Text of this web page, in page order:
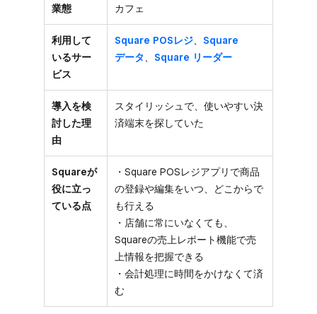
業態 カフェ
利用して
いるサー
ビス
Square POSレジ
Square
データ
Square リーダー
導入を検
討した理
由
スタイリッシュで、使いやすい決
済端末を探していた
Squareが
役に立っ
ている点
・Square POSレジアプリで商品
の登録や編集をいつ、どこからで
も行える
・店舗に常にいなくても、
Squareの売上レポート機能で売
上情報を把握できる
・会計処理に時間をかけなくて済
む